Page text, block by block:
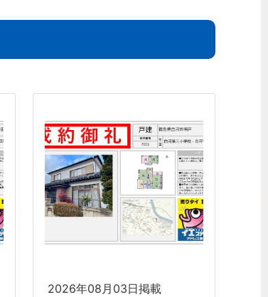
2026年08月03日掲載